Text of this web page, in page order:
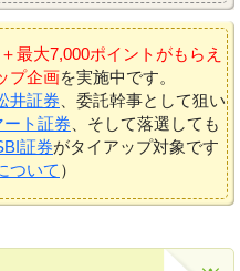
最大7,000ポイントがもらえ
プ企画を実施中です。
井証券、委託幹事として狙い
ト証券、そして落選しても
証券がタイアップ対象です
ついて ）